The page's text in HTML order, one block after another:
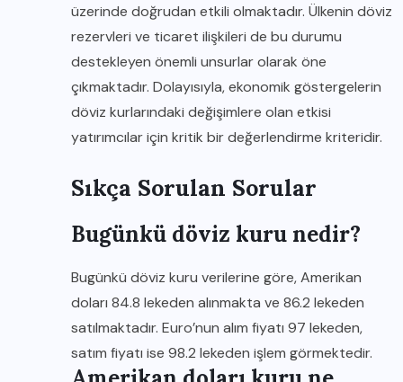
üzerinde doğrudan etkili olmaktadır. Ülkenin döviz
rezervleri ve ticaret ilişkileri de bu durumu
destekleyen önemli unsurlar olarak öne
çıkmaktadır. Dolayısıyla, ekonomik göstergelerin
döviz kurlarındaki değişimlere olan etkisi
yatırımcılar için kritik bir değerlendirme kriteridir.
Sıkça Sorulan Sorular
Bugünkü döviz kuru nedir?
Bugünkü döviz kuru verilerine göre, Amerikan
doları 84.8 lekeden alınmakta ve 86.2 lekeden
satılmaktadır. Euro’nun alım fiyatı 97 lekeden,
satım fiyatı ise 98.2 lekeden işlem görmektedir.